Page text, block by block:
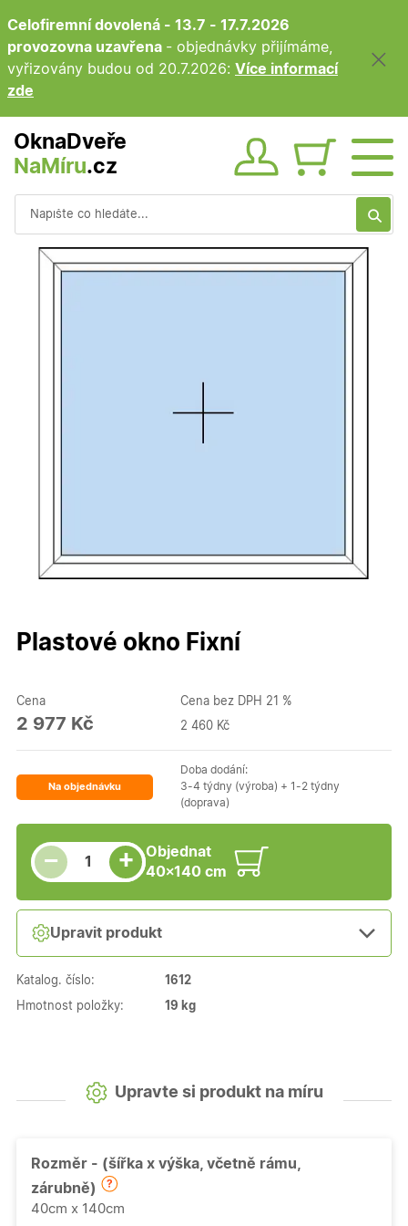
Celofiremní dovolená - 13.7 - 17.7.2026
provozovna uzavřena - objednávky přijímáme,
vyřizovány budou od 20.7.2026: Více informací
zde
OknaDveře
NaMíru.cz Obsah
Vyhledávání
Plastové okno Fixní
Cena
2 977 Kč
Cena bez DPH 21 %
2 460 Kč
Na objednávku
Doba dodání:
3-4 týdny (výroba) + 1-2 týdny
(doprava)
−
Snížit množství
Počet kusů +
Zvýšit množství
Objednat
40×140 cm
Upravit produkt
Katalog. číslo: 1612
Hmotnost položky: 19 kg
Upravte si produkt na míru
Rozměr - (šířka x výška, včetně rámu,
zárubně)
40cm x 140cm